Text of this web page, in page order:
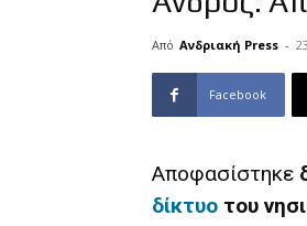
Από Ανδριακή Press -
Facebook
Αποφασίστηκε
δίκτυο του